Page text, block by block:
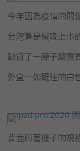
今年因為疫情的關
台灣算是蠻晚上市
缺貨了一陣子總算
外盒一如既往的白
背面印著機子的規